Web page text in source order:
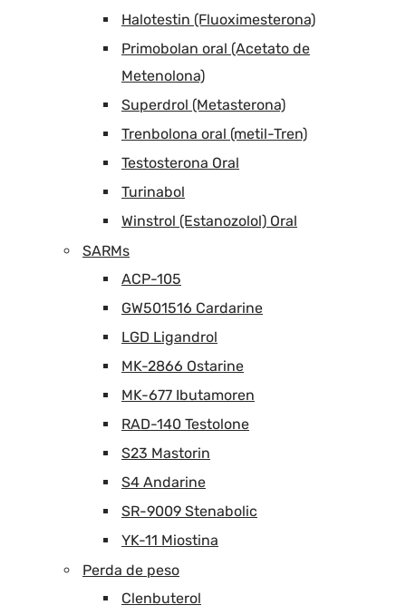
Halotestin (Fluoximesterona)
Primobolan oral (Acetato de
Metenolona)
Superdrol (Metasterona)
Trenbolona oral (metil-Tren)
Testosterona Oral
Turinabol
Winstrol (Estanozolol) Oral
SARMs
ACP-105
GW501516 Cardarine
LGD Ligandrol
MK-2866 Ostarine
MK-677 Ibutamoren
RAD-140 Testolone
S23 Mastorin
S4 Andarine
SR-9009 Stenabolic
YK-11 Miostina
Perda de peso
Clenbuterol